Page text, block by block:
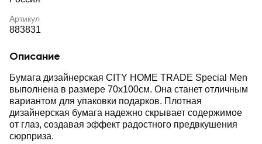
Артикул
883831
Описание
Бумага дизайнерская CITY HOME TRADE Special Men
выполнена в размере 70х100см. Она станет отличным
вариантом для упаковки подарков. Плотная
дизайнерская бумага надежно скрывает содержимое
от глаз, создавая эффект радостного предвкушения
сюрприза.